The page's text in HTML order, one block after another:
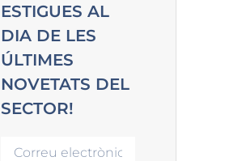
ESTIGUES AL
DIA DE LES
ÚLTIMES
NOVETATS DEL
SECTOR!